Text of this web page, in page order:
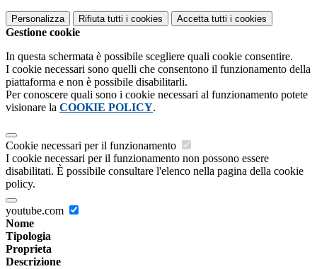
Personalizza Rifiuta tutti i cookies Accetta tutti i cookies
Gestione cookie
In questa schermata è possibile scegliere quali cookie consentire.
I cookie necessari sono quelli che consentono il funzionamento della
piattaforma e non è possibile disabilitarli.
Per conoscere quali sono i cookie necessari al funzionamento potete
visionare la COOKIE POLICY.
Cookie necessari per il funzionamento
I cookie necessari per il funzionamento non possono essere
disabilitati. È possibile consultare l'elenco nella pagina della cookie
policy.
youtube.com
Nome
Tipologia
Proprieta
Descrizione